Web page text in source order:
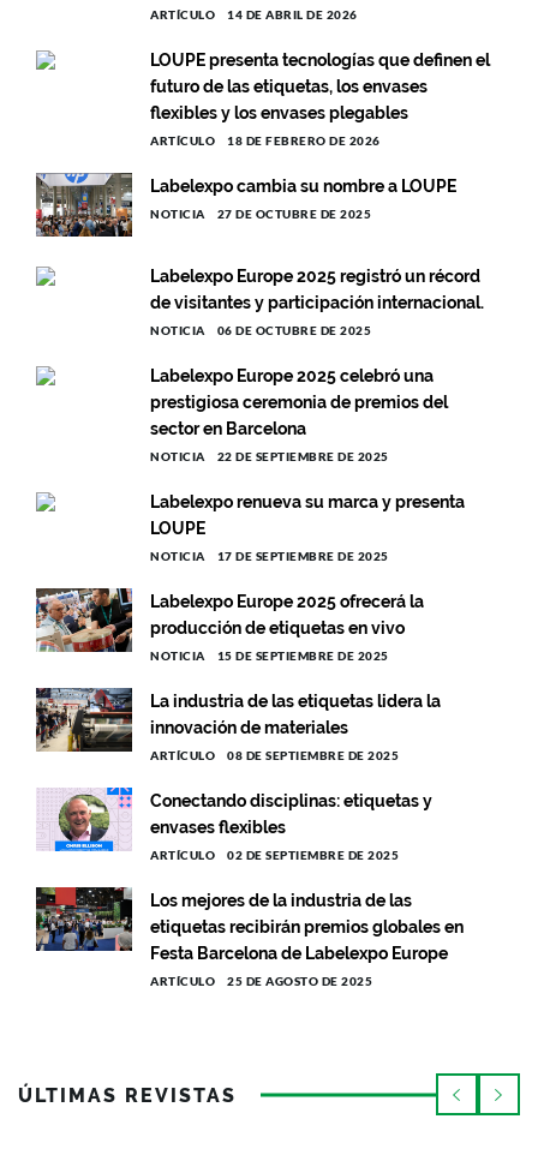
ARTÍCULO 14 DE ABRIL DE 2026
LOUPE presenta tecnologías que definen el
futuro de las etiquetas, los envases
flexibles y los envases plegables
ARTÍCULO 18 DE FEBRERO DE 2026
Labelexpo cambia su nombre a LOUPE
NOTICIA 27 DE OCTUBRE DE 2025
Labelexpo Europe 2025 registró un récord
de visitantes y participación internacional.
NOTICIA 06 DE OCTUBRE DE 2025
Labelexpo Europe 2025 celebró una
prestigiosa ceremonia de premios del
sector en Barcelona
NOTICIA 22 DE SEPTIEMBRE DE 2025
Labelexpo renueva su marca y presenta
LOUPE
NOTICIA 17 DE SEPTIEMBRE DE 2025
Labelexpo Europe 2025 ofrecerá la
producción de etiquetas en vivo
NOTICIA 15 DE SEPTIEMBRE DE 2025
La industria de las etiquetas lidera la
innovación de materiales
ARTÍCULO 08 DE SEPTIEMBRE DE 2025
Conectando disciplinas: etiquetas y
envases flexibles
ARTÍCULO 02 DE SEPTIEMBRE DE 2025
Los mejores de la industria de las
etiquetas recibirán premios globales en
Festa Barcelona de Labelexpo Europe
ARTÍCULO 25 DE AGOSTO DE 2025
ÚLTIMAS REVISTAS